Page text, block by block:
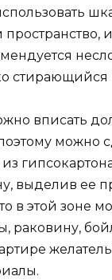
вписать
можно
выделив
в этой зоне
раковину,